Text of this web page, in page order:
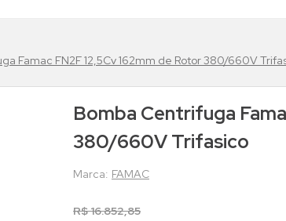
Famac FN2F 12,5Cv 162mm de Rotor 380/660V
Bomba Centrifuga
380/660V Trifasico
FAMAC
R$16.852,85